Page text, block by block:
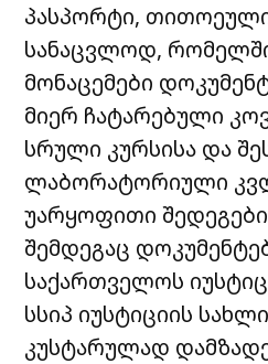
პასპორტი,
სანაცვლოდ,
მონაცემები
მიერ ჩატარებული
სრული კურსისა და
ლაბორატორიული
უარყოფითი
შემდეგაც
საქართველოს
სსიპ იუსტიციის
კუსტარულად